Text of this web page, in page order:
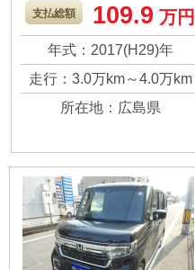
1000ccでお勧めされ
購入した車です。 言
われたように軽四よ
り広く走りも良く使
い勝手も良かったと
思います。 距離も少
なめかと思いますの
で、よろしくお願い
します。
支払総額 109.9 万円
年式：2017(H29)年
走行：3.0万km～4.0万km
所在地：広島県